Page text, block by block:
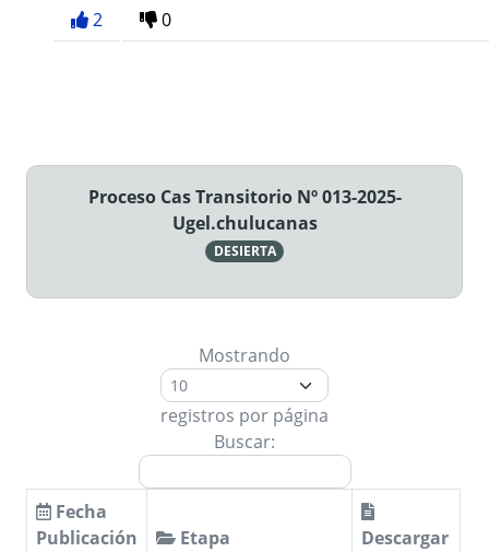
2 0
Proceso Cas Transitorio Nº 013-2025-
Ugel.chulucanas
DESIERTA
Mostrando
registros por página
Buscar:
Fecha
Publicación
Etapa
Descargar